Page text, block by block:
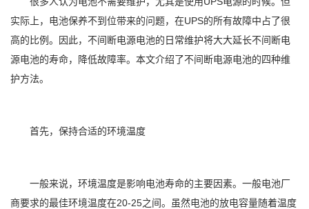
实际上，电池保养不到位带来的问题，在UPS的所有故障中占了很
高的比例。因此，不间断电源电池的日常维护将大大延长不间断电
源电池的寿命，降低故障率。本文介绍了不间断电源电池的四种维
护方法。
首先，保持合适的环境温度
一般来说，环境温度是影响电池寿命的主要因素。一般电池厂
商要求的最佳环境温度在20-25之间。虽然电池的放电容量随着温度